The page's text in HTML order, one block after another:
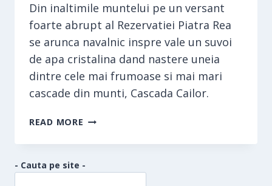
Din inaltimile muntelui pe un versant
foarte abrupt al Rezervatiei Piatra Rea
se arunca navalnic inspre vale un suvoi
de apa cristalina dand nastere uneia
dintre cele mai frumoase si mai mari
cascade din munti, Cascada Cailor.
READ MORE CASCADA
- Cauta pe site -